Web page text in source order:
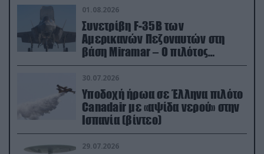
01.08.2026
Συνετρίβη F-35B των
Αμερικανών Πεζοναυτών στη
βάση Miramar – Ο πιλότος
εκτινάχθηκε εγκαίρως
30.07.2026
Υποδοχή ήρωα σε Έλληνα πιλότο
Canadair με «αψίδα νερού» στην
Ισπανία (βίντεο)
29.07.2026